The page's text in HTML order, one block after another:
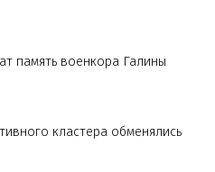
память военкора Галины
кластера обменялись